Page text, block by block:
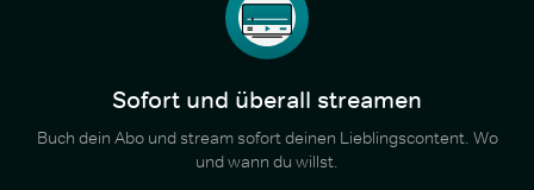
Sofort und überall streamen
Buch dein Abo und stream sofort deinen Lieblingscontent. Wo
und wann du willst.